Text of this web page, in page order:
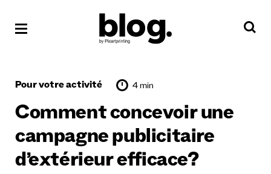
Pour votre activité 4 min
Comment concevoir une
campagne publicitaire
d’extérieur efficace?